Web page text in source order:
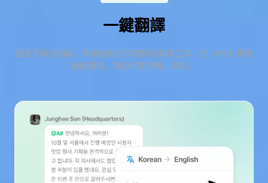
一鍵翻譯
語言不再是阻礙，無需借助任何額外的翻譯工具，在 JANDI 實現
無縫溝通，讓協作更流暢、高效。